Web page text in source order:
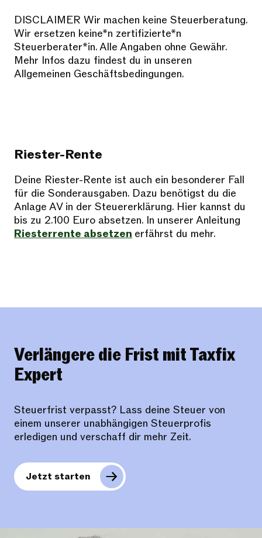
DISCLAIMER Wir machen keine Steuerberatung.
Wir ersetzen keine*n zertifizierte*n
Steuerberater*in. Alle Angaben ohne Gewähr.
Mehr Infos dazu findest du in unseren
Allgemeinen Geschäftsbedingungen.
Riester-Rente
Deine Riester-Rente ist auch ein besonderer Fall
für die Sonderausgaben. Dazu benötigst du die
Anlage AV in der Steuererklärung. Hier kannst du
bis zu 2.100 Euro absetzen. In unserer Anleitung
Riesterrente absetzen erfährst du mehr.
Verlängere die Frist mit Taxfix
Expert
Steuerfrist verpasst? Lass deine Steuer von
einem unserer unabhängigen Steuerprofis
erledigen und verschaff dir mehr Zeit.
Jetzt starten